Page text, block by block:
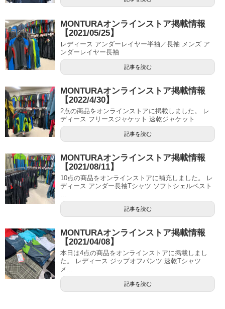
MONTURAオンラインストア掲載情報
【2021/05/25】
レディース アンダーレイヤー半袖／長袖 メンズ ア
ンダーレイヤー長袖
記事を読む
MONTURAオンラインストア掲載情報
【2022/4/30】
2点の商品をオンラインストアに掲載しました。 レ
ディース フリースジャケット 速乾ジャケット
記事を読む
MONTURAオンラインストア掲載情報
【2021/08/11】
10点の商品をオンラインストアに補充しました。 レ
ディース アンダー長袖Tシャツ ソフトシェルベスト
記事を読む
MONTURAオンラインストア掲載情報
【2021/04/08】
本日は4点の商品をオンラインストアに掲載しまし
た。 レディース ジップオフパンツ 速乾Tシャツ
メ...
記事を読む